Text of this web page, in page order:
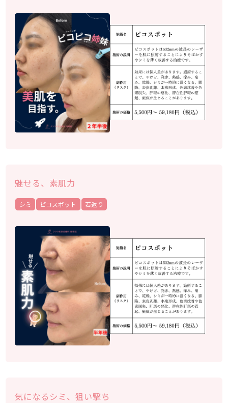
魅せる、素肌力
シミ ピコスポット 若返り
気になるシミ、狙い撃ち